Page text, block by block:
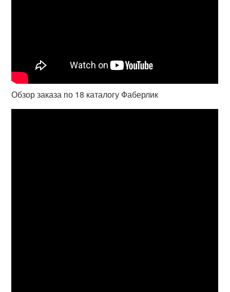
Обзор заказа по 18 каталогу Фаберлик